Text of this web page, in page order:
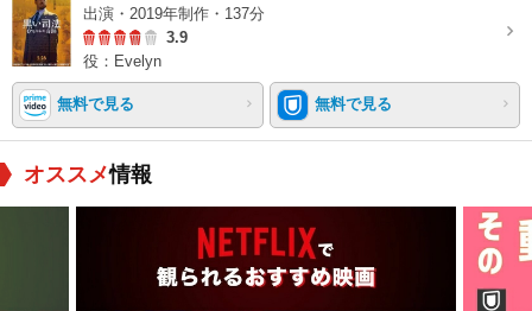
出演・2019年制作・137分
3.9
役：Evelyn
無料で見る 無料で見る
オススメ情報